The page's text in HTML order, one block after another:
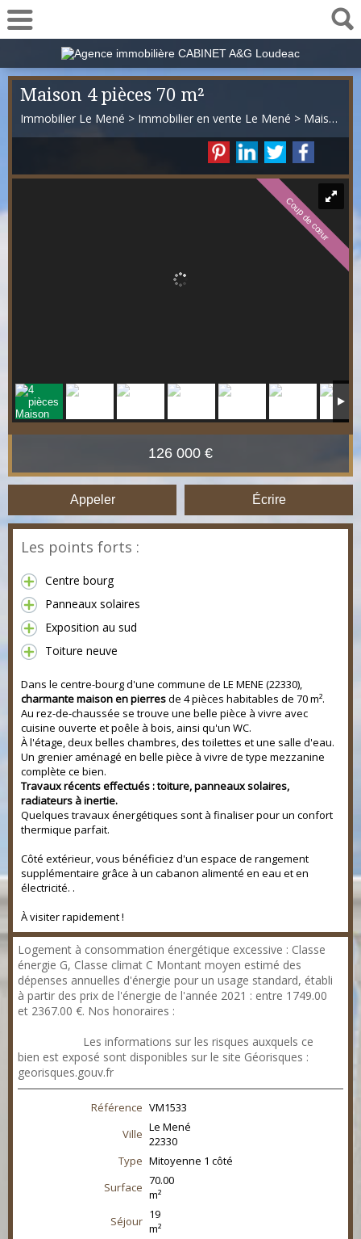
Maison 4 pièces 70 m²
Immobilier Le Mené > Immobilier en vente Le Mené > Maison Mitoyenne 1 côté en vente Le Mené
Coup de cœur
126 000 €
Appeler Écrire
Les points forts :
Centre bourg
Panneaux solaires
Exposition au sud
Toiture neuve
Dans le centre-bourg d'une commune de LE MENE (22330),
charmante maison en pierresde 4 pièces habitables de 70 m².
Au rez-de-chaussée se trouve une belle pièce à vivre avec
cuisine ouverte et poêle à bois, ainsi qu'un WC.
À l'étage, deux belles chambres, des toilettes et une salle d'eau.
Un grenier aménagé en belle pièce à vivre de type mezzanine
complète ce bien.
Travaux récents effectués : toiture, panneaux solaires,
radiateurs à inertie.
Quelques travaux énergétiques sont à finaliser pour un confort
thermique parfait.
Côté extérieur, vous bénéficiez d'un espace de rangement
supplémentaire grâce à un cabanon alimenté en eau et en
électricité. .
À visiter rapidement !
Logement à consommation énergétique excessive : Classe
énergie G, Classe climat C Montant moyen estimé des
dépenses annuelles d'énergie pour un usage standard, établi
à partir des prix de l'énergie de l'année 2021 : entre 1749.00
et 2367.00 €. Nos honoraires :
Les informations sur les risques auxquels ce
bien est exposé sont disponibles sur le site Géorisques :
georisques.gouv.fr
Référence VM1533
Ville Le Mené
22330
Type Mitoyenne 1 côté
Surface 70.00
m²
Séjour 19
m²